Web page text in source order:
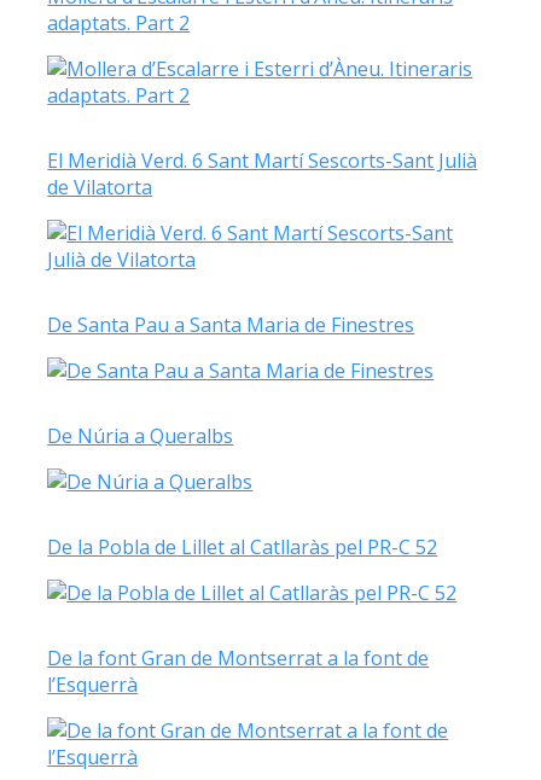
adaptats. Part 2
El Meridià Verd. 6 Sant Martí Sescorts-Sant Julià
de Vilatorta
De Santa Pau a Santa Maria de Finestres
De Núria a Queralbs
De la Pobla de Lillet al Catllaràs pel PR-C 52
De la font Gran de Montserrat a la font de
l’Esquerrà